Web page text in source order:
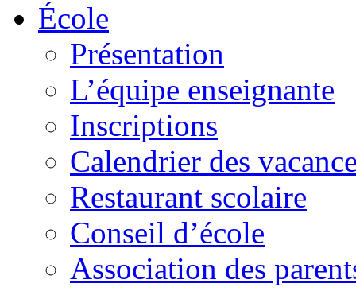
École
Présentation
L’équipe enseignante
Inscriptions
Calendrier des
Restaurant scolaire
Conseil d’école
Association des